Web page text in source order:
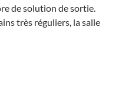
de solution de sortie.
très réguliers, la salle
rendu du Conseil Pastoral du